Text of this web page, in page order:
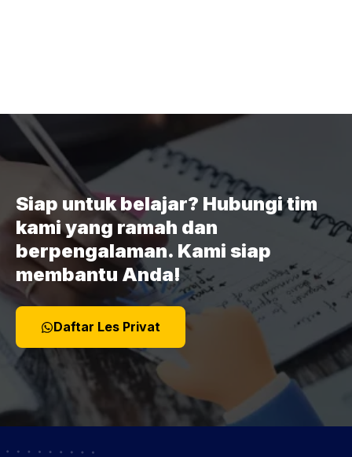
Siap untuk belajar? Hubungi tim
kami yang ramah dan
berpengalaman. Kami siap
membantu Anda!
Daftar Les Privat